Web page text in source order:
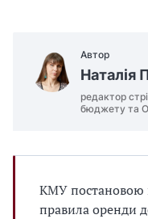
Автор
Наталія
редактор
бюджету та
КМУ постановою
правила оренди